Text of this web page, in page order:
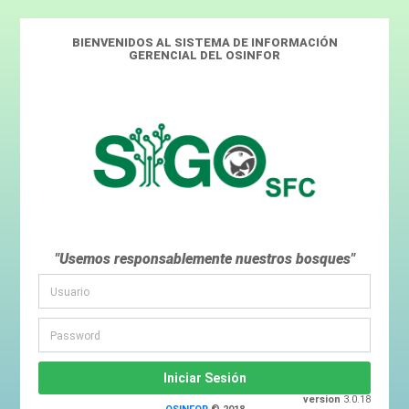
BIENVENIDOS AL SISTEMA DE INFORMACIÓN
GERENCIAL DEL OSINFOR
"Usemos responsablemente nuestros bosques"
version 3.0.18